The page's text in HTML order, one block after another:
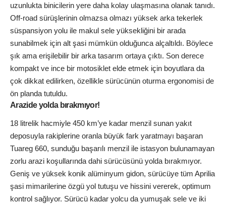
uzunlukta binicilerin yere daha kolay ulaşmasına olanak tanıdı.
Off-road sürüşlerinin olmazsa olmazı yüksek arka tekerlek
süspansiyon yolu ile makul sele yüksekliğini bir arada
sunabilmek için alt şasi mümkün olduğunca alçaltıldı. Böylece
şık ama erişilebilir bir arka tasarım ortaya çıktı. Son derece
kompakt ve ince bir motosiklet elde etmek için boyutlara da
çok dikkat edilirken, özellikle sürücünün oturma ergonomisi de
ön planda tutuldu.
Arazide yolda bırakmıyor!
18 litrelik hacmiyle 450 km’ye kadar menzil sunan yakıt
deposuyla rakiplerine oranla büyük fark yaratmayı başaran
Tuareg 660, sunduğu başarılı menzil ile istasyon bulunamayan
zorlu arazi koşullarında dahi sürücüsünü yolda bırakmıyor.
Geniş ve yüksek konik alüminyum gidon, sürücüye tüm Aprilia
şasi mimarilerine özgü yol tutuşu ve hissini vererek, optimum
kontrol sağlıyor. Sürücü kadar yolcu da yumuşak sele ve iki